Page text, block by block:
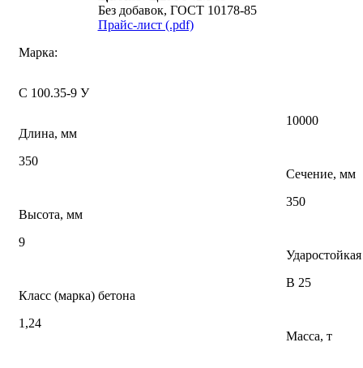
Без добавок, ГОСТ 10178-85
Прайс-лист (.pdf)
Марка:
С 100.35-9 У
Длина, мм
10000
350
Сечение, мм
Высота, мм
350
9
Ударостойкая
Класс (марка) бетона
В 25
1,24
Масса, т